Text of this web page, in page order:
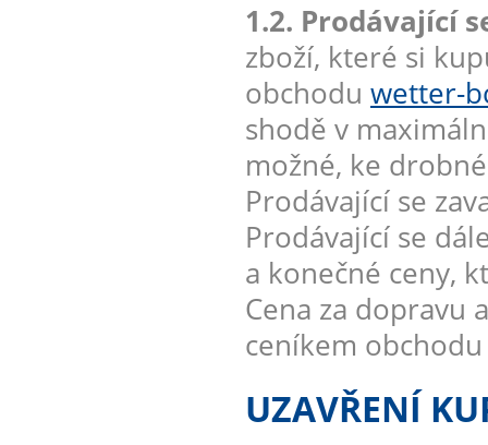
1.2. Prodávající
zboží, které si
obchodu wetter-
shodě v
možné, ke
Prodávající se
Prodávající se
a konečné ceny,
Cena za dopravu
ceníkem
UZAVŘENÍ